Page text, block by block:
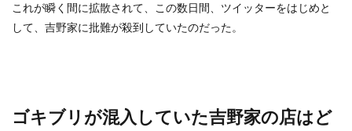
これが瞬く間に拡散されて、この数日間、ツイッターをはじめと
して、吉野家に批難が殺到していたのだった。
ゴキブリが混入していた吉野家の店はど